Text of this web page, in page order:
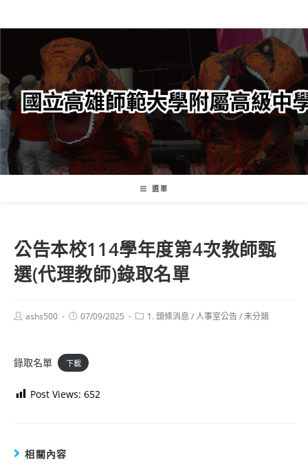
轉
要
內
容
選單
公告本校114學年度第4次教師甄
選(代理教師)錄取名單
Postashs500
Post07/09/2025
Post1. 頭條消息 /人事室公告/未分類
錄取名單 下載
Post Views: 652
相關內容